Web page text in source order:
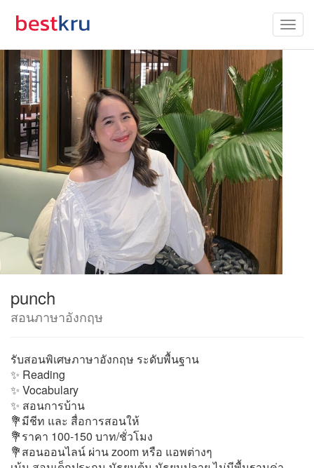
punch
สอนภาษาอังกฤษ
รับสอนพิเศษภาษาอังกฤษ ระดับพื้นฐาน
✨ Reading
✨ Vocabulary
✨ สอนการบ้าน
💐มีชีท และ สื่อการสอนให้
💐ราคา 100-150 บาท/ชั่วโมง
💐สอนออนไลน์ ผ่าน zoom หรือ แอพต่างๆ